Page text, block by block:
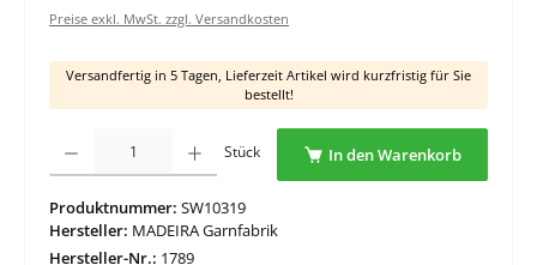
Preise exkl. MwSt. zzgl. Versandkosten
Versandfertig in 5 Tagen, Lieferzeit Artikel wird kurzfristig für Sie
bestellt!
Produkt Anzahl: Gib den gewünschten Wert ein oder benutze die Schaltflächen um
Stück In den Warenkorb
Produktnummer: SW10319
Hersteller: MADEIRA Garnfabrik
Hersteller-Nr.: 1789